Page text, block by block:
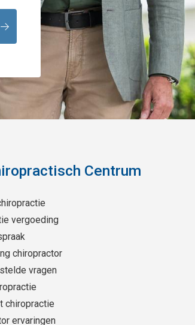
Centrum
vergoeding
chiropractor
vragen
chiropractie
ervaringen